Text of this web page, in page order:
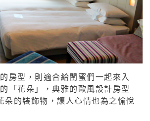
房型，則適合給閨蜜們一起來入
「花朵」，典雅的歐風設計房型
朵的裝飾物，讓人心情也為之愉悅